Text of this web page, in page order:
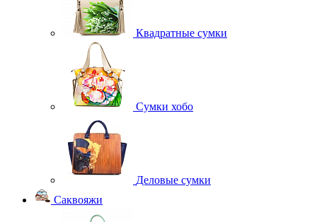
Квадратные сумки
Сумки хобо
Деловые сумки
Саквояжи